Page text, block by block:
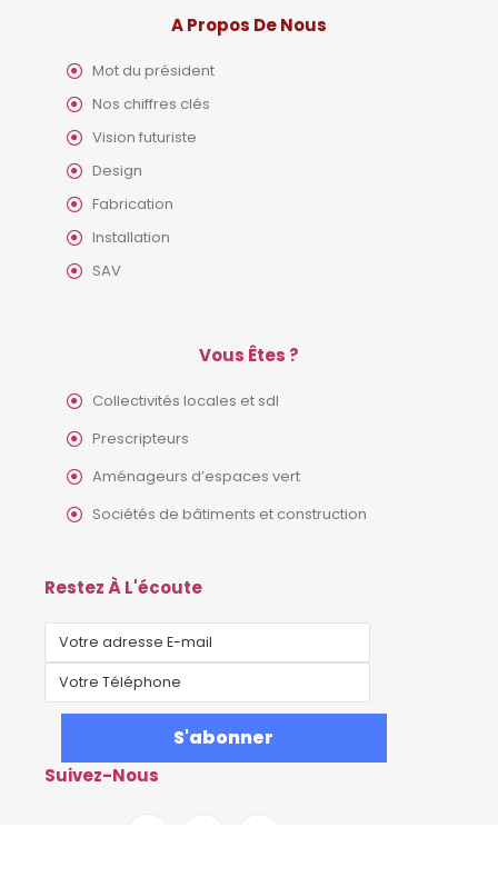
A Propos De Nous
Mot du président
Nos chiffres clés
Vision futuriste
Design
Fabrication
Installation
SAV
Vous Êtes ?
Collectivités locales et sdl
Prescripteurs
Aménageurs d’espaces vert
Sociétés de bâtiments et construction
Restez À L'écoute
Suivez-Nous